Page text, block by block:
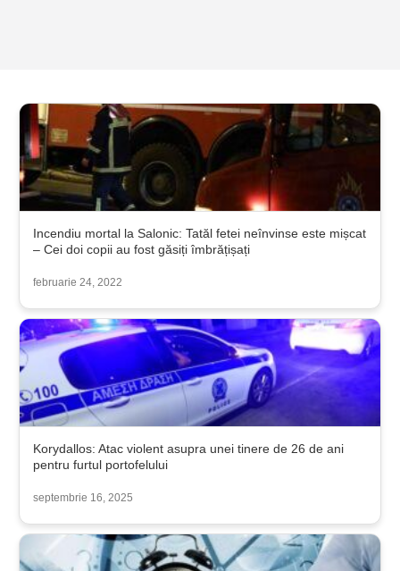
Incendiu mortal la Salonic: Tatăl fetei neînvinse este mișcat
– Cei doi copii au fost găsiți îmbrățișați
februarie 24, 2022
Korydallos: Atac violent asupra unei tinere de 26 de ani
pentru furtul portofelului
septembrie 16, 2025